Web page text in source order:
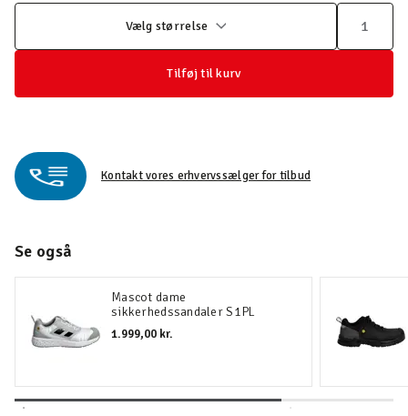
Vælg størrelse
Tilføj til kurv
Kontakt vores erhvervssælger for tilbud
Se også
Mascot dame
sikkerhedssandaler S1PL
1.999,00 kr.